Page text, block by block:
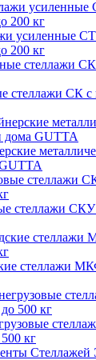
усиленные
200 кг
стеллажи СК с
стеллажи СКУ
стеллажи
кг